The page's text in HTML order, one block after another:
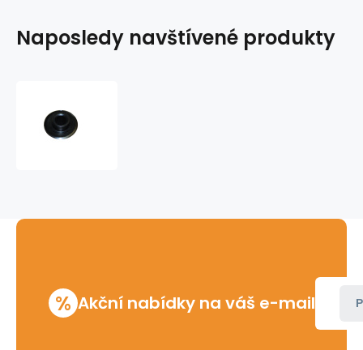
Naposledy navštívené produkty
4"
% Akční nabídky na váš e-mail